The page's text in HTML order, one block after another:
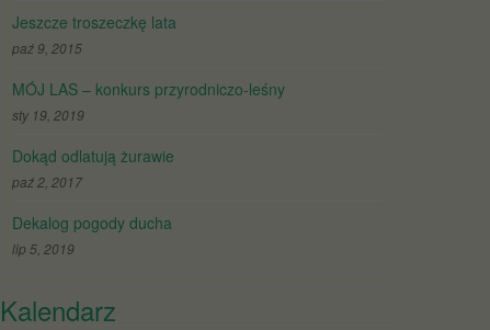
Jeszcze troszeczkę lata
paź 9, 2015
MÓJ LAS – konkurs przyrodniczo-leśny
sty 19, 2019
Dokąd odlatują żurawie
paź 2, 2017
Dekalog pogody ducha
lip 5, 2019
Kalendarz